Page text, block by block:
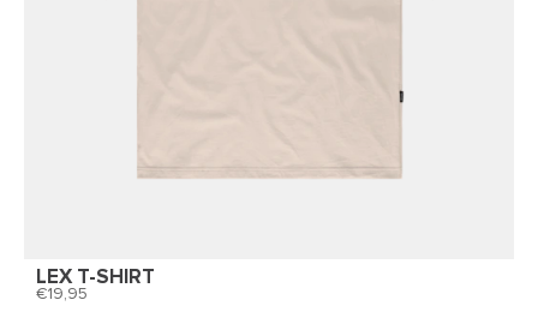
LEX T-SHIRT
19,95